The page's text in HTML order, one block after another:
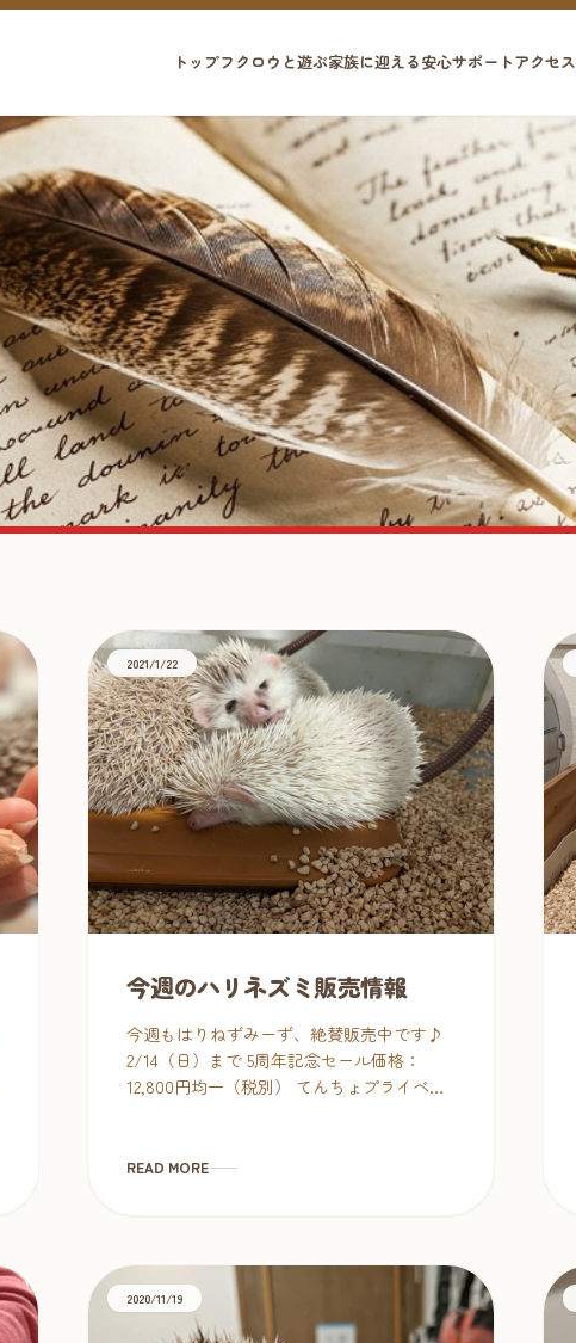
トップフクロウと遊ぶ家族に迎える安心サポートアクセス
2021/1/22
今週のハリネズミ販売情報
今週もはりねずみーず、絶賛販売中です♪
2/14（日）まで 5周年記念セール価格：
12,800円均一（税別） てんちょプライベー
いものばかり買 […]
READ MORE
2020/11/19